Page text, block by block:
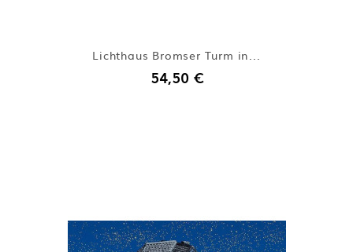
Lichthaus Bromser Turm in...
54,50 €